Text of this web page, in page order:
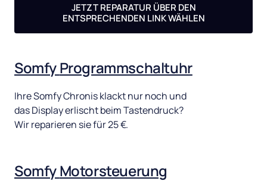
JETZT REPARATUR ÜBER DEN
ENTSPRECHENDEN LINK WÄHLEN
Somfy Programmschaltuhr
Ihre Somfy Chronis klackt nur noch und
das Display erlischt beim Tastendruck?
Wir reparieren sie für 25 €.
Somfy Motorsteuerung